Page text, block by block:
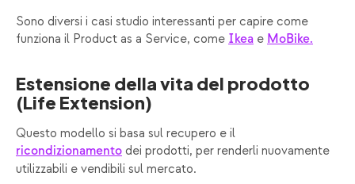
Sono diversi i casi studio interessanti per capire come
funziona il Product as a Service, come Ikea e MoBike.
Estensione della vita del prodotto
(Life Extension)
Questo modello si basa sul recupero e il
ricondizionamento dei prodotti, per renderli nuovamente
utilizzabili e vendibili sul mercato.